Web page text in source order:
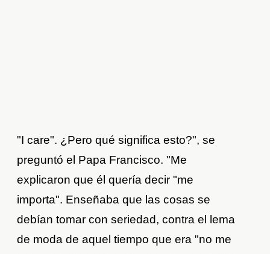
"I care". ¿Pero qué significa esto?", se
preguntó el Papa Francisco. "Me
explicaron que él quería decir "me
importa". Enseñaba que las cosas se
debían tomar con seriedad, contra el lema
de moda de aquel tiempo que era "no me